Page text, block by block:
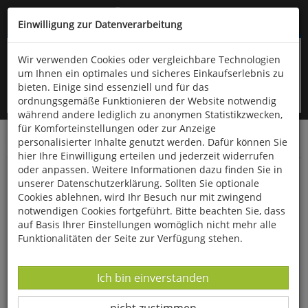
Kompletten Head der Seite überspringen
oder (06766) 9323-960
Startseite Bücher Biologie allgemein Ornithologie
Vögel im Grünland
Einwilligung zur Datenverarbeitung
Wir verwenden Cookies oder vergleichbare Technologien
um Ihnen ein optimales und sicheres Einkaufserlebnis zu
bieten. Einige sind essenziell und für das
ordnungsgemäße Funktionieren der Website notwendig
während andere lediglich zu anonymen Statistikzwecken,
für Komforteinstellungen oder zur Anzeige
personalisierter Inhalte genutzt werden. Dafür können Sie
hier Ihre Einwilligung erteilen und jederzeit widerrufen
oder anpassen. Weitere Informationen dazu finden Sie in
unserer Datenschutzerklärung. Sollten Sie optionale
Cookies ablehnen, wird Ihr Besuch nur mit zwingend
notwendigen Cookies fortgeführt. Bitte beachten Sie, dass
auf Basis Ihrer Einstellungen womöglich nicht mehr alle
Funktionalitäten der Seite zur Verfügung stehen.
Datenverarbeitung -
Ich bin einverstanden